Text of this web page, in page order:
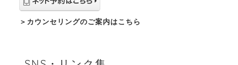
＞ カウンセリングのご案内はこちら